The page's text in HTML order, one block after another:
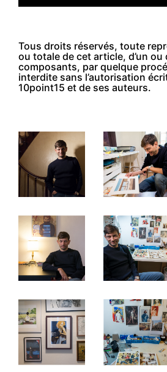
Tous droits réservés, toute
ou totale de cet article, d’un
composants, par quelque
interdite sans l’autorisation
10point15 et de ses auteurs.